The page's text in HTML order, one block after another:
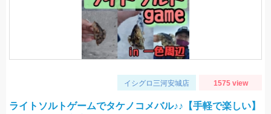
イシグロ三河安城店 1575 view
ライトソルトゲームでタケノコメバル♪♪【手軽で楽しい】